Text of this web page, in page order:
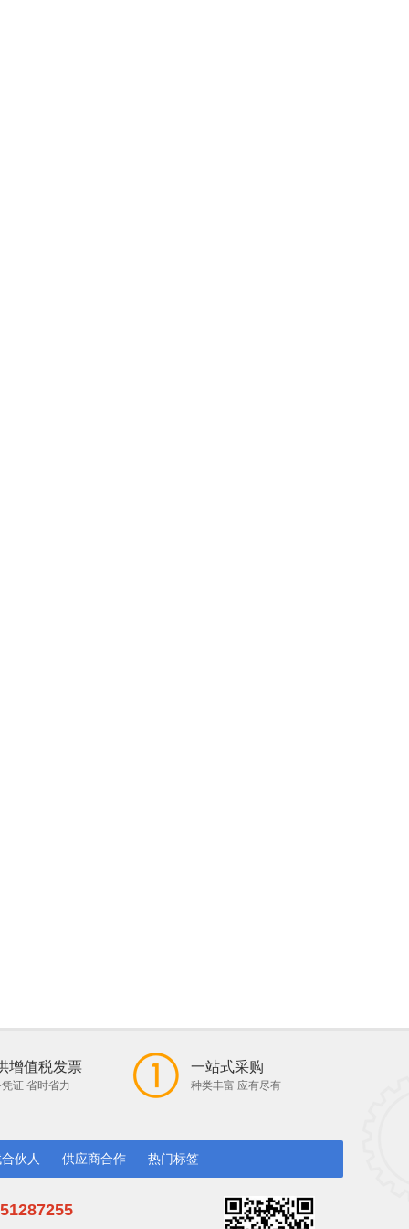
增值税发票
证 省时省力
一站式采购
种类丰富 应有尽有
伙人 - 供应商合作 - 热门标签